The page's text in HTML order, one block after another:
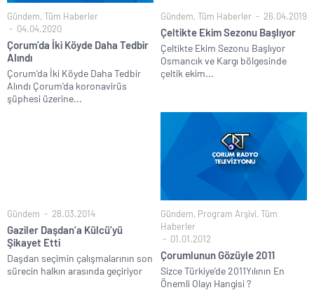
Gündem, Tüm Haberler
04.04.2020
Çorum’da İki Köyde Daha Tedbir
Alındı
Çorum’da İki Köyde Daha Tedbir
Alındı Çorum’da koronavirüs
şüphesi üzerine...
Gündem, Tüm Haberler 26.04.2019
Çeltikte Ekim Sezonu Başlıyor
Çeltikte Ekim Sezonu Başlıyor
Osmancık ve Kargı bölgesinde
çeltik ekim...
Gündem 28.03.2014
Gaziler Daşdan’a Külcü’yü
Şikayet Etti
Daşdan seçimin çalışmalarının son
sürecin halkın arasında geçiriyor
Gündem, Program Arşivi, Tüm
Haberler
01.01.2012
Çorumlunun Gözüyle 2011
Sizce Türkiye'de 2011Yılının En
Önemli Olayı Hangisi ?